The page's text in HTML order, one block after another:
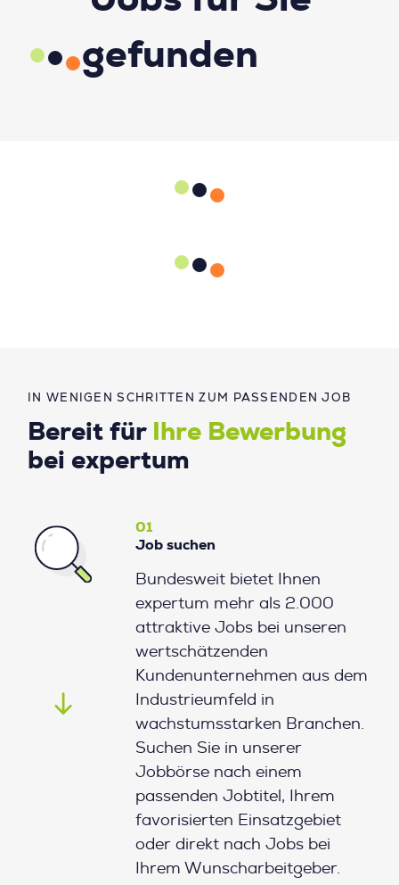
IN WENIGEN SCHRITTEN ZUM PASSENDEN JOB
Bereit für
Ihre Bewerbung
bei expertum
01
Job suchen
Bundesweit bietet Ihnen
expertum mehr als 2.000
attraktive Jobs bei unseren
wertschätzenden
Kundenunternehmen aus dem
Industrieumfeld in
wachstumsstarken Branchen.
Suchen Sie in unserer
Jobbörse nach einem
passenden Jobtitel, Ihrem
favorisierten Einsatzgebiet
oder direkt nach Jobs bei
Ihrem Wunscharbeitgeber.